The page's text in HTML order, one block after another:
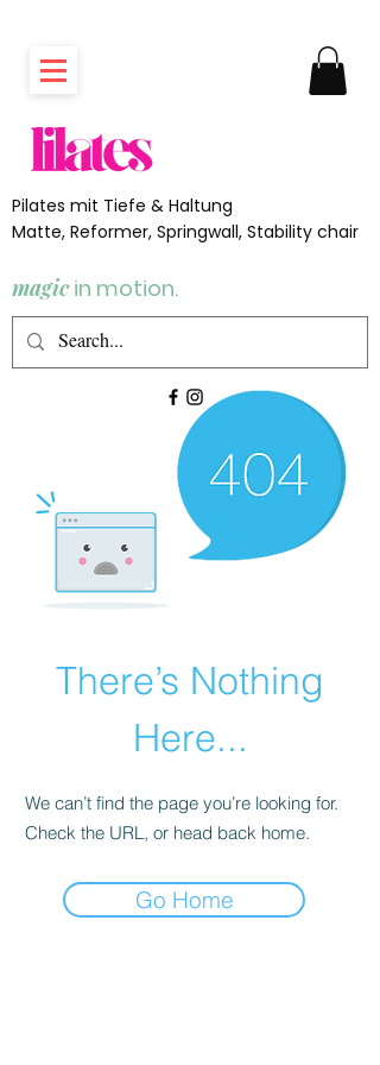
Pilates mit Tiefe & Haltung
Matte, Reformer, Springwall, Stability chair
magicin motion.
There’s Nothing
Here...
We can’t find the page you’re looking for.
Check the URL, or head back home.
Go Home